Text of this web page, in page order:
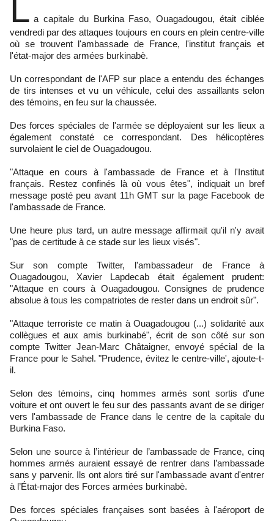
L a capitale du Burkina Faso, Ouagadougou, était ciblée
vendredi par des attaques toujours en cours en plein centre-ville
où se trouvent l'ambassade de France, l'institut français et
l'état-major des armées burkinabè.
Un correspondant de l'AFP sur place a entendu des échanges
de tirs intenses et vu un véhicule, celui des assaillants selon
des témoins, en feu sur la chaussée.
Des forces spéciales de l'armée se déployaient sur les lieux a
également constaté ce correspondant. Des hélicoptères
survolaient le ciel de Ouagadougou.
"Attaque en cours à l'ambassade de France et à l'Institut
français. Restez confinés là où vous êtes", indiquait un bref
message posté peu avant 11h GMT sur la page Facebook de
l'ambassade de France.
Une heure plus tard, un autre message affirmait qu'il n'y avait
"pas de certitude à ce stade sur les lieux visés".
Sur son compte Twitter, l'ambassadeur de France à
Ouagadougou, Xavier Lapdecab était également prudent:
"Attaque en cours à Ouagadougou. Consignes de prudence
absolue à tous les compatriotes de rester dans un endroit sûr".
"Attaque terroriste ce matin à Ouagadougou (...) solidarité aux
collègues et aux amis burkinabé", écrit de son côté sur son
compte Twitter Jean-Marc Châtaigner, envoyé spécial de la
France pour le Sahel. "Prudence, évitez le centre-ville', ajoute-t-
il.
Selon des témoins, cinq hommes armés sont sortis d'une
voiture et ont ouvert le feu sur des passants avant de se diriger
vers l'ambassade de France dans le centre de la capitale du
Burkina Faso.
Selon une source à l’intérieur de l’ambassade de France, cinq
hommes armés auraient essayé de rentrer dans l’ambassade
sans y parvenir. Ils ont alors tiré sur l'ambassade avant d'entrer
à l’État-major des Forces armées burkinabè.
Des forces spéciales françaises sont basées à l'aéroport de